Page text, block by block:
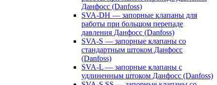
Данфосс (Danfoss)
SVA-DH — запорные клапаны для
работы при большом перепаде
давления Данфосс (Danfoss)
SVA-S — запорные клапаны со
стандартным штоком Данфосс
(Danfoss)
SVA-L — запорные клапаны с
удлиненным штоком Данфосс (Danfoss)